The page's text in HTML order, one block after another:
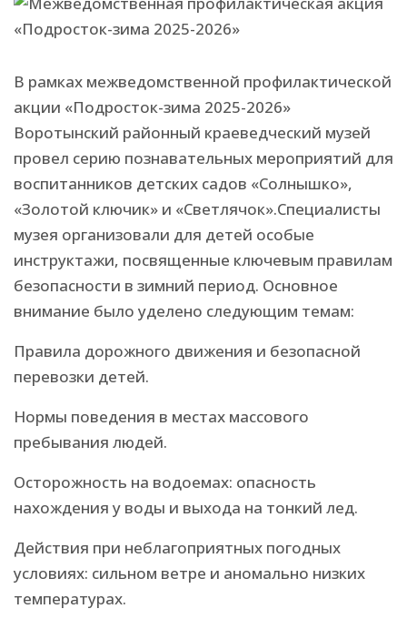
В рамках межведомственной профилактической
акции «Подросток-зима 2025-2026»
Воротынский районный краеведческий музей
провел серию познавательных мероприятий для
воспитанников детских садов «Солнышко»,
«Золотой ключик» и «Светлячок».Специалисты
музея организовали для детей особые
инструктажи, посвященные ключевым правилам
безопасности в зимний период. Основное
внимание было уделено следующим темам:
Правила дорожного движения и безопасной
перевозки детей.
Нормы поведения в местах массового
пребывания людей.
Осторожность на водоемах: опасность
нахождения у воды и выхода на тонкий лед.
Действия при неблагоприятных погодных
условиях: сильном ветре и аномально низких
температурах.